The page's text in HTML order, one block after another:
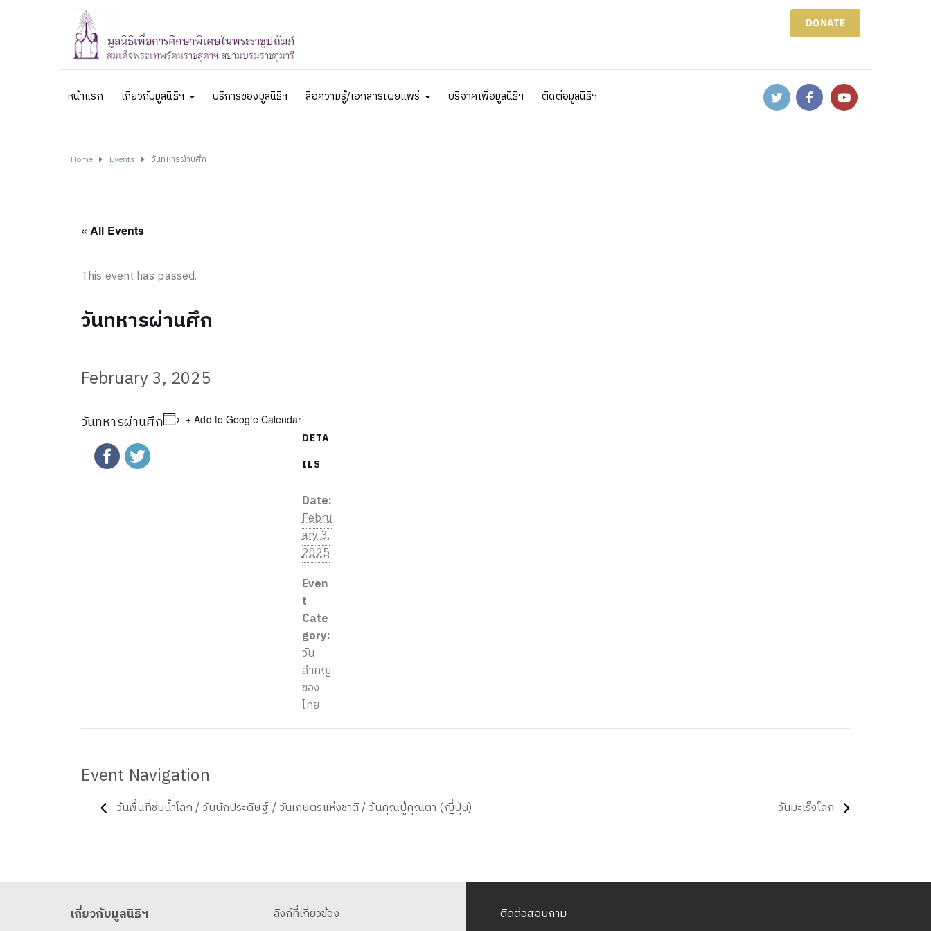
DONATE
หน้าแรก เกี่ยวกับมูลนิธิฯ บริการของมูลนิธิฯ สื่อความรู้/เอกสารเผยแพร่ บริจาคเพื่อมูลนิธิฯ ติดต่อมูลนิธิฯ
Home Events วันทหารผ่านศึก
« All Events
This event has passed.
วันทหารผ่านศึก
February 3, 2025
วันทหารผ่านศึก + Add to Google Calendar
DETA
ILS
Date:
Febru
ary 3,
2025
Even
t
Cate
gory:
วัน
สำคัญ
ของ
ไทย
Event Navigation
วันพื้นที่ชุ่มน้ำโลก / วันนักประดิษฐ์ / วันเกษตรแห่งชาติ / วันคุณปู่คุณตา (ญี่ปุ่น) วันมะเร็งโลก
เกี่ยวกับมูลนิธิฯ ลิงก์ที่เกี่ยวข้อง ติดต่อสอบถาม